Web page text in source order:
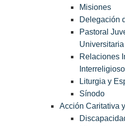
Misiones
Delegación
Pastoral
Universitaria
Relaciones
Interreligioso
Liturgia y
Sínodo
Acción Caritativa